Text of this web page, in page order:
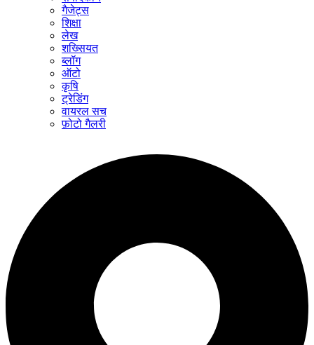
गैजेट्स
शिक्षा
लेख
शख्सियत
ब्लॉग
ऑटो
कृषि
ट्रेडिंग
वायरल सच
फ़ोटो गैलरी